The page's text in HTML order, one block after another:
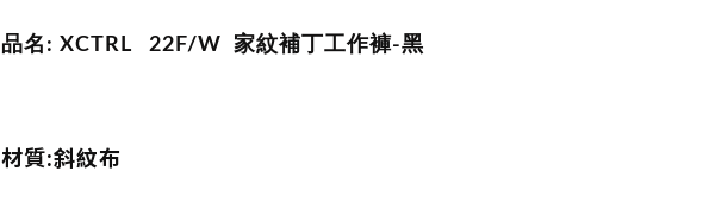
品名: XCTRL 22F/W 家紋補丁工作褲-黑
材質:斜紋布